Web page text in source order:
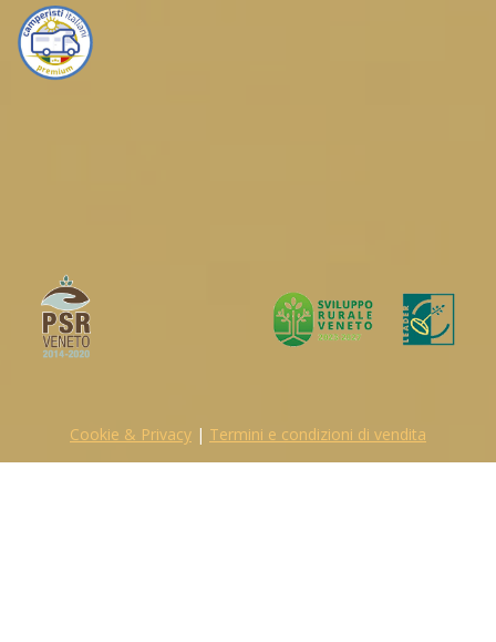
Cookie & Privacy | Termini e condizioni di vendita